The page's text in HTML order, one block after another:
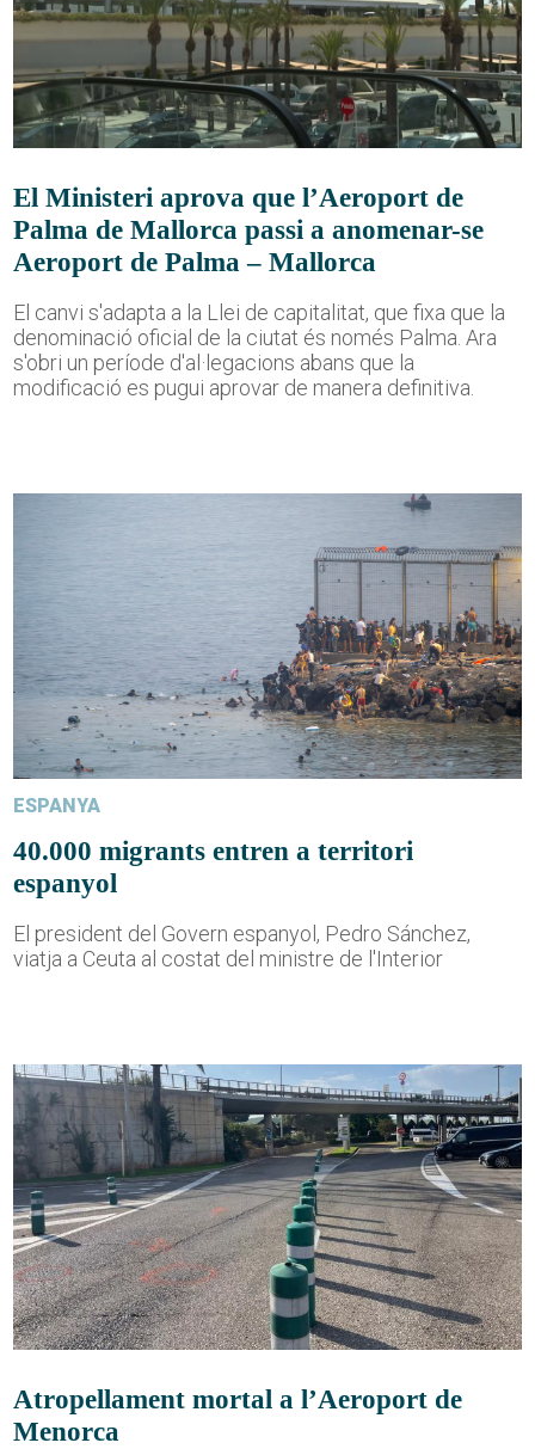
El Ministeri aprova que l’Aeroport de
Palma de Mallorca passi a anomenar-se
Aeroport de Palma – Mallorca
El canvi s'adapta a la Llei de capitalitat, que fixa que la
denominació oficial de la ciutat és només Palma. Ara
s'obri un període d'al·legacions abans que la
modificació es pugui aprovar de manera definitiva.
ESPANYA
40.000 migrants entren a territori
espanyol
El president del Govern espanyol, Pedro Sánchez,
viatja a Ceuta al costat del ministre de l'Interior
Atropellament mortal a l’Aeroport de
Menorca